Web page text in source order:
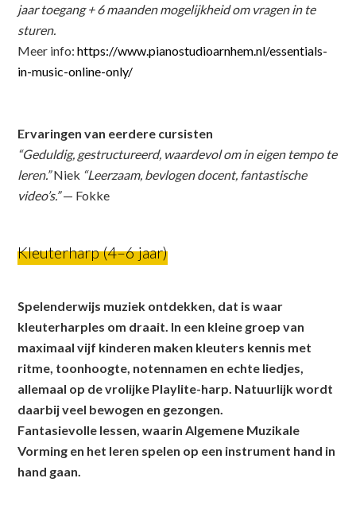
jaar toegang + 6 maanden mogelijkheid om vragen in te
sturen.
Meer info:https://www.pianostudioarnhem.nl/essentials-
in-music-online-only/
Ervaringen van eerdere cursisten
“Geduldig, gestructureerd, waardevol om in eigen tempo te
leren.”Niek “Leerzaam, bevlogen docent, fantastische
video’s.”— Fokke
Kleuterharp (4–6 jaar)
Spelenderwijs muziek ontdekken, dat is waar
kleuterharples om draait. In een kleine groep van
maximaal vijf kinderen maken kleuters kennis met
ritme, toonhoogte, notennamen en echte liedjes,
allemaal op de vrolijke Playlite-harp. Natuurlijk wordt
daarbij veel bewogen en gezongen.
Fantasievolle lessen, waarin Algemene Muzikale
Vorming en het leren spelen op een instrument hand in
hand gaan.